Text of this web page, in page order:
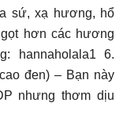
sứ, xạ hương, hổ
hơn các hương
hannaholala1 6.
đen) – Bạn này
nhưng thơm dịu